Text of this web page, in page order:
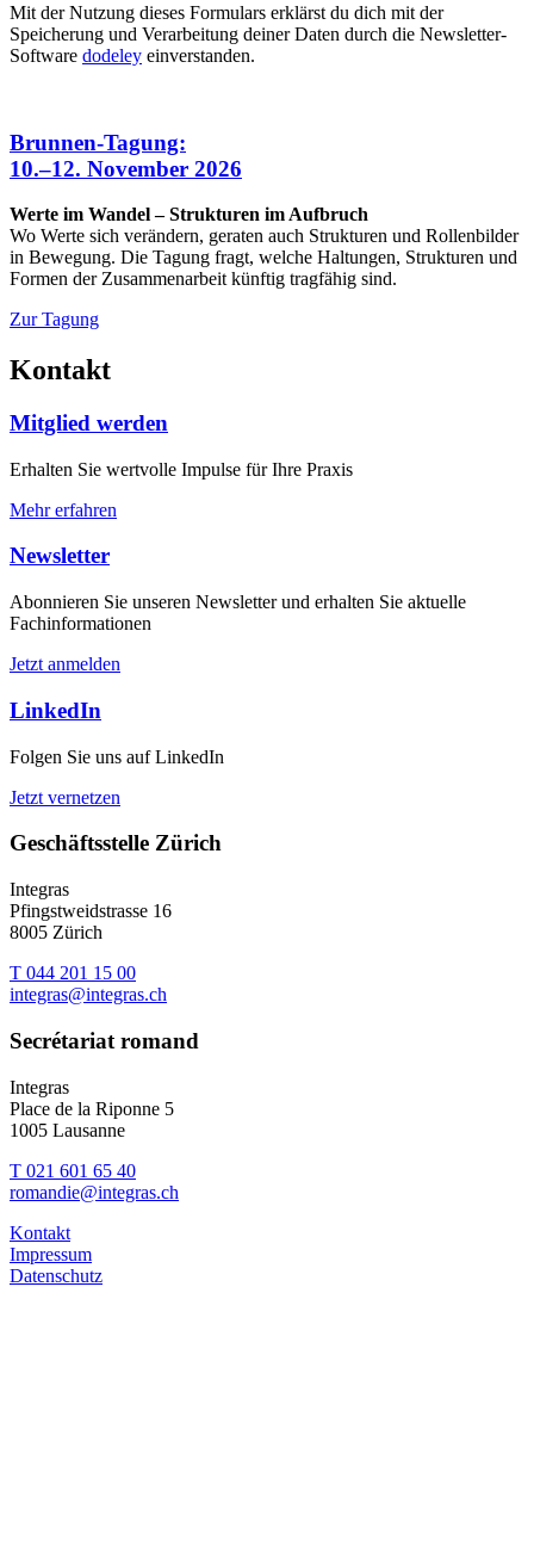
Mit der Nutzung dieses Formulars erklärst du dich mit der
Speicherung und Verarbeitung deiner Daten durch die Newsletter-
Software dodeley einverstanden.
Brunnen-Tagung:
10.–12. November 2026
Werte im Wandel – Strukturen im Aufbruch
Wo Werte sich verändern, geraten auch Strukturen und Rollenbilder
in Bewegung. Die Tagung fragt, welche Haltungen, Strukturen und
Formen der Zusammenarbeit künftig tragfähig sind.
Zur Tagung
Kontakt
Mitglied werden
Erhalten Sie wertvolle Impulse für Ihre Praxis
Mehr erfahren
Newsletter
Abonnieren Sie unseren Newsletter und erhalten Sie aktuelle
Fachinformationen
Jetzt anmelden
LinkedIn
Folgen Sie uns auf LinkedIn
Jetzt vernetzen
Geschäftsstelle Zürich
Integras
Pfingstweidstrasse 16
8005 Zürich
T 044 201 15 00
integras@integras.ch
Secrétariat romand
Integras
Place de la Riponne 5
1005 Lausanne
T 021 601 65 40
romandie@integras.ch
Kontakt
Impressum
Datenschutz